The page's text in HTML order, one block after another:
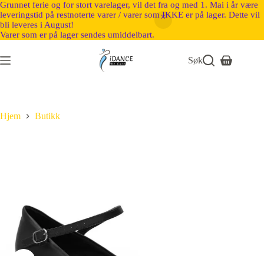
Grunnet ferie og for stort varelager, vil det fra og med 1. Mai i år være
leveringstid på restnoterte varer / varer som IKKE er på lager. Dette vil
bli leveres i August!
Varer som er på lager sendes umiddelbart.
Søk
Hjem Butikk